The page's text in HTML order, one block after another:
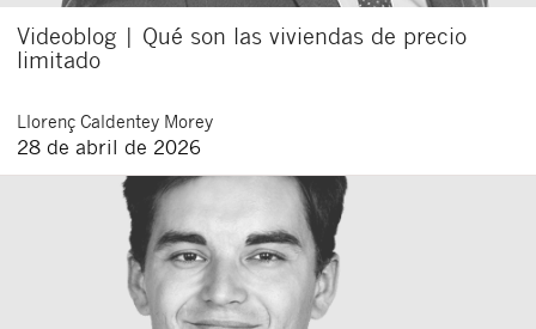
Videoblog | Qué son las viviendas de precio
limitado
Llorenç Caldentey Morey
28 de abril de 2026